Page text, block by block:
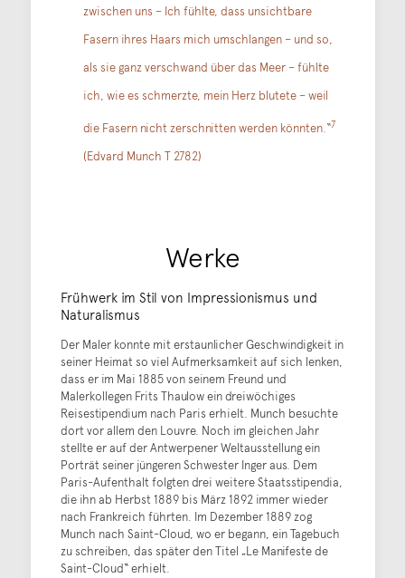
zwischen uns – Ich fühlte, dass unsichtbare
Fasern ihres Haars mich umschlangen – und so,
als sie ganz verschwand über das Meer – fühlte
ich, wie es schmerzte, mein Herz blutete – weil
die Fasern nicht zerschnitten werden könnten.“7
(Edvard Munch T 2782)
Werke
Frühwerk im Stil von Impressionismus und
Naturalismus
Der Maler konnte mit erstaunlicher Geschwindigkeit in
seiner Heimat so viel Aufmerksamkeit auf sich lenken,
dass er im Mai 1885 von seinem Freund und
Malerkollegen Frits Thaulow ein dreiwöchiges
Reisestipendium nach Paris erhielt. Munch besuchte
dort vor allem den Louvre. Noch im gleichen Jahr
stellte er auf der Antwerpener Weltausstellung ein
Porträt seiner jüngeren Schwester Inger aus. Dem
Paris-Aufenthalt folgten drei weitere Staatsstipendia,
die ihn ab Herbst 1889 bis März 1892 immer wieder
nach Frankreich führten. Im Dezember 1889 zog
Munch nach Saint-Cloud, wo er begann, ein Tagebuch
zu schreiben, das später den Titel „Le Manifeste de
Saint-Cloud“ erhielt.